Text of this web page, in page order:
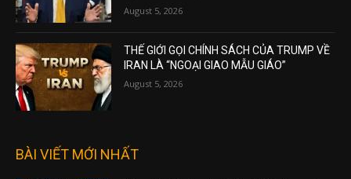
August 5, 2026
THẾ GIỚI GỌI CHÍNH SÁCH CỦA TRUMP VỀ
IRAN LÀ “NGOẠI GIAO MẪU GIÁO”
August 5, 2026
BÀI VIẾT MỚI NHẤT